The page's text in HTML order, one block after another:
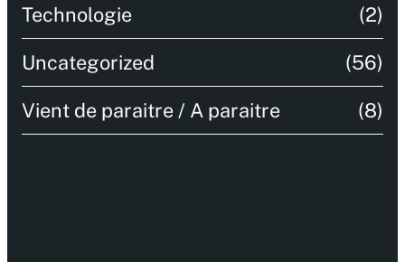
Technologie (2)
Uncategorized (56)
Vient de paraitre / A paraitre (8)